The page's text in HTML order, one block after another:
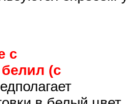
с
(с